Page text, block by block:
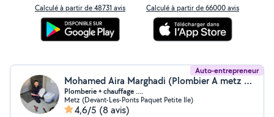
Calculé à partir de 48731 avis Calculé à partir de 66000 avis
Auto-entrepreneur
Mohamed Aira Marghadi (Plombier A metz Chauffagiste)
Plomberie + chauffage ....
Metz (Devant-Les-Ponts Paquet Petite Ile)
4,6/5 (8 avis)